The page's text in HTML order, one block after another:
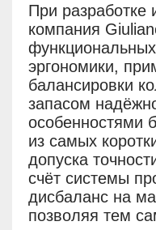
При разработке
компания
эргономики,
балансировки
запасом
особенностями
из самых
допуска
счёт системы
дисбаланс на
позволяя тем